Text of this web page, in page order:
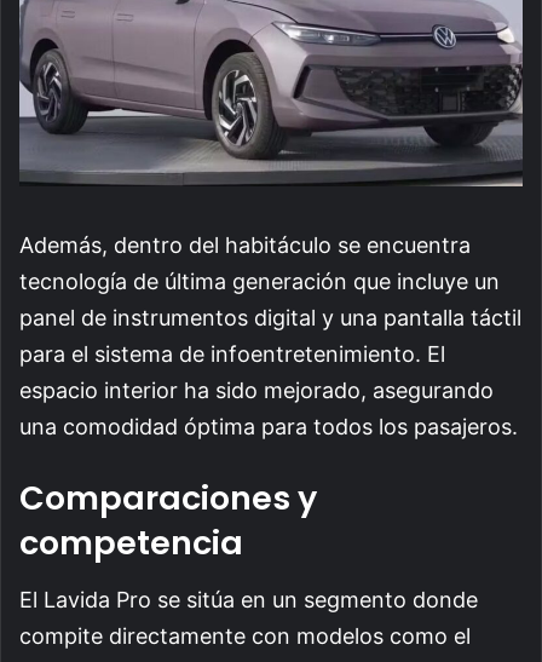
Además, dentro del habitáculo se encuentra
tecnología de última generación que incluye un
panel de instrumentos digital y una pantalla táctil
para el sistema de infoentretenimiento. El
espacio interior ha sido mejorado, asegurando
una comodidad óptima para todos los pasajeros.
Comparaciones y
competencia
El Lavida Pro se sitúa en un segmento donde
compite directamente con modelos como el